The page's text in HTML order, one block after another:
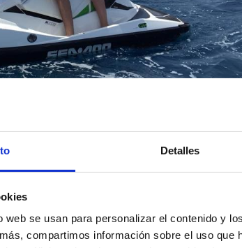
Detalles
web se usan para personalizar el contenido y
compartimos información sobre el uso que